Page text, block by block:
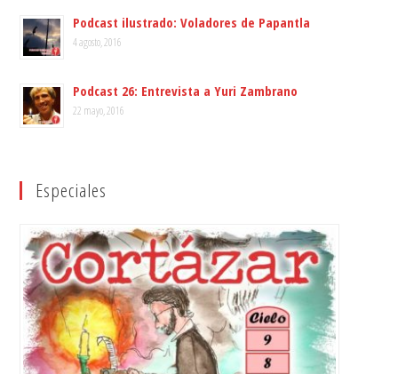
Podcast ilustrado: Voladores de Papantla
4 agosto, 2016
Podcast 26: Entrevista a Yuri Zambrano
22 mayo, 2016
Especiales